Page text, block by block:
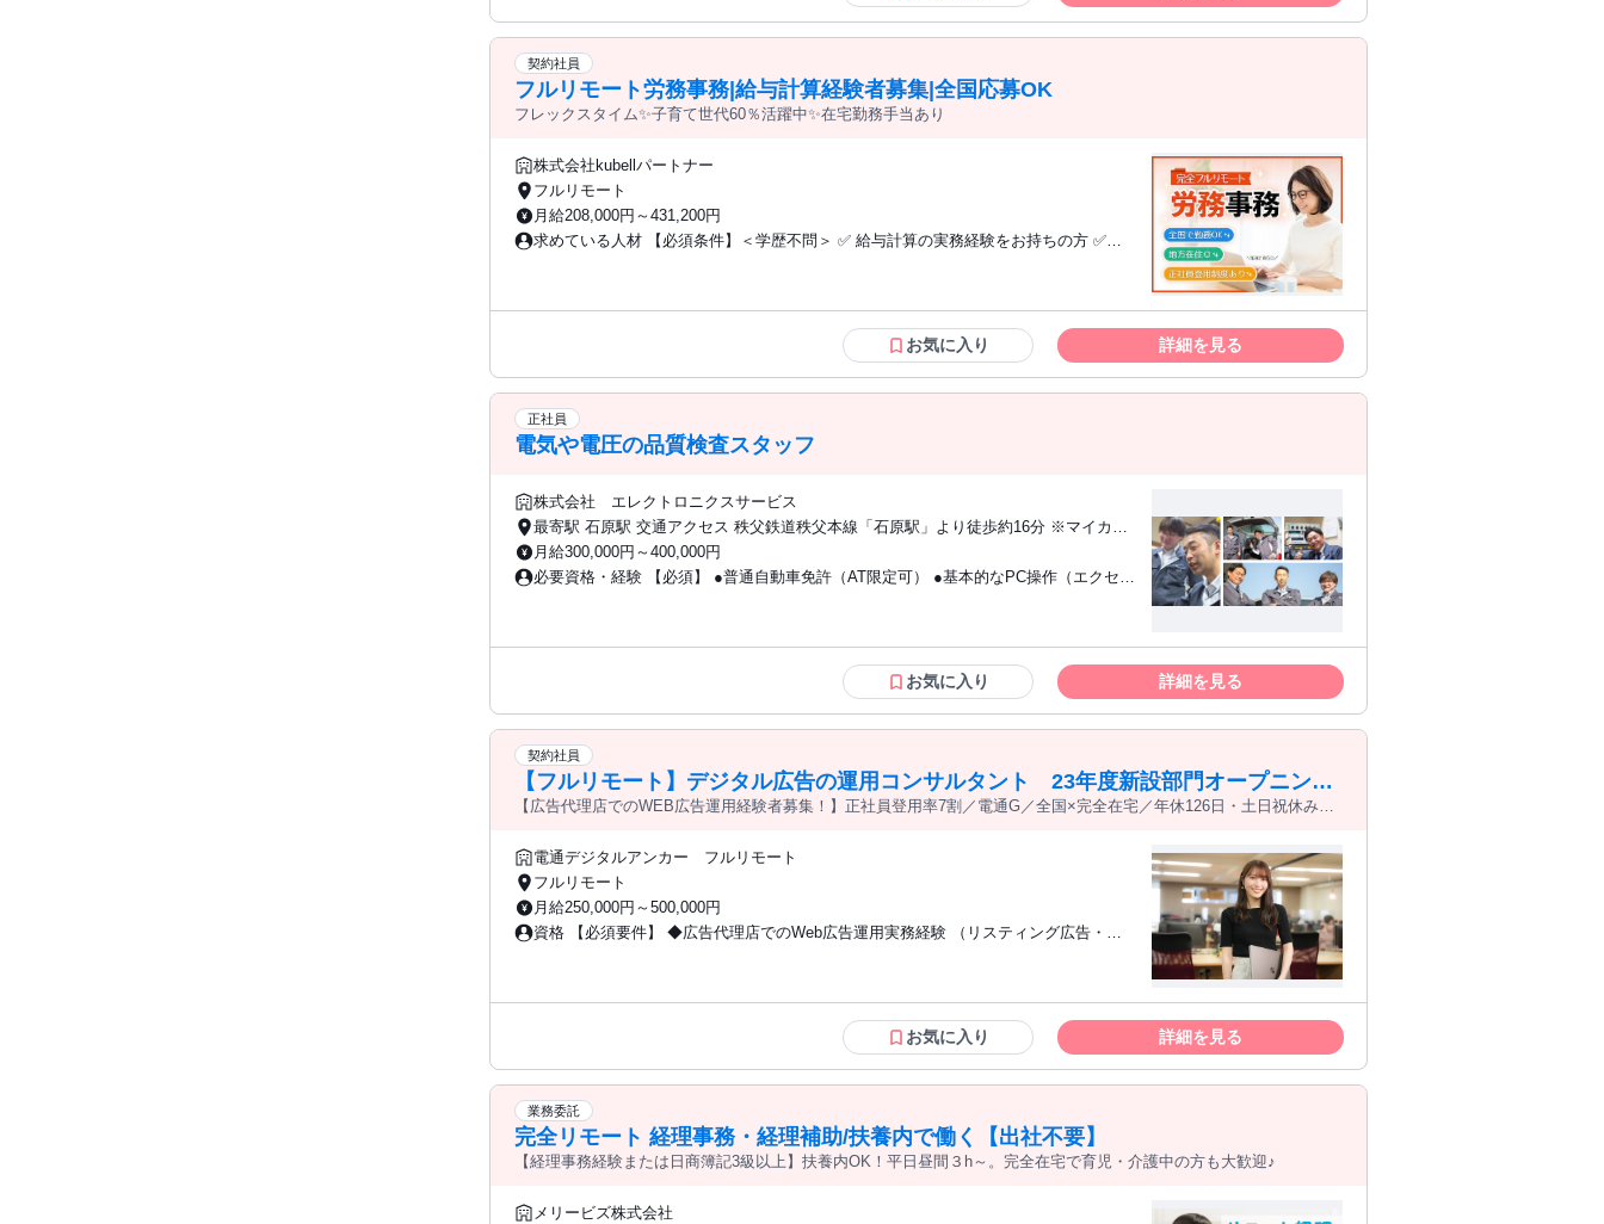
します。1ミリの迷いもなく、以下のスタンスを共有できる方を求めています。 ・周
囲と気持ちよく、かつオープンにコミュニケーションが取れる方 ・「自ら考え、動
く」自走力があり、学ぶことを純粋に楽しめる方 ・チームプレーを大切にし、 仲間の
成功を自分事として喜べる方 ＜応募条件2：スキルレベル＞ 数値をもとに分析・検証
を行うため、以下のいずれか1つ以上に自信があることが必須です。 ・「高い目標」
る方 ・論理的な思考力： 割合や数学的な考え方、複雑な物事を整理して考えることが
好きな方 ・Web・IT業界への理解： マーケティングやIT関連の事業に携わった経験
（職種不問）がある方 ＜歓迎要件：スキル（※必須ではありません）＞ ・Webマーケ
ター、デジタルマーケティングの運用経験 ・MA、CRMツールの運用経験 ・SEO関連
りたい方 ＜備考＞ ・副業ではなく、弊社に本業としてコミットいただける方の募集と
なります ・20代、30代の女性メンバーが中心となって活躍中です ・原則、日本国内に
卒、大手ブライダルジュエリー会社出身
契約社員
フルリモート労務事務|給与計算経験者募集|全国応募OK
フレックスタイム✨子育て世代60％活躍中✨在宅勤務手当あり
株式会社kubellパートナー
フルリモート
月給208,000円～431,200円
求めている人材 【必須条件】＜学歴不問＞ ✅ 給与計算の実務経験をお持ちの方 ✅️チ
【歓迎条件】 下記いずれかの経験をお持ちの方は歓迎します！ ◇ 勤怠管理・入退社
手続きなどの労務実務経験 ◇ BPO・会計事務所・社労士事務所での 勤務経験 ◇AIツ
ールやSaaSソフト（マネーフォワード、Freeeなど）の利用経験 ◇ リモートワークで
の勤務経験 ◇ 顧客対応の経験 【こんな方にピッタリ！】 ◎ 正確性を大切にコツコツ
業務に取り組める方 ◎ 期日やルールを守り責任感を持って 行動できる方 ◎ 相手の立
場に立ってコミュニケーションが 取れる方 ◎ 論理的に考えながら業務を進めること
※日本国内に居住されている方に限ります。
お気に入り 詳細を見る
正社員
電気や電圧の品質検査スタッフ
株式会社 エレクトロニクスサービス
最寄駅 石原駅 交通アクセス 秩父鉄道秩父本線「石原駅」より徒歩約16分 ※マイカー
通勤OK（駐車場あり）
月給300,000円～400,000円
必要資格・経験 【必須】 ●普通自動車免許（AT限定可） ●基本的なPC操作（エクセ
卒のスタッフが活躍中！ ●20代、30代の若手活躍可能！ ●U・Iターン歓迎！ ●フリー
お気に入り 詳細を見る
契約社員
【フルリモート】デジタル広告の運用コンサルタント 23年度新設部門オープニン
グ・部門強化
【広告代理店でのWEB広告運用経験者募集！】正社員登用率7割／電通G／全国×完全在宅／年休126日・土日祝休み／
電通デジタルアンカー フルリモート
フルリモート
月給250,000円～500,000円
資格 【必須要件】 ◆広告代理店でのWeb広告運用実務経験 （リスティング広告・デ
代理店のBPO拠点勤務経験 ◆広告主への提案、プランニング経験 ◆媒体社との関係構
ャッチアップ力が高く、スピーディ・柔軟に実務に活かせる方 ＝＝＝＝＝＝＝＝＝ ※
コンサルタントのご経験者はもちろん、 メディアプランナー／Webマーケター／アカ
ウントプランナー／Webマーケティング 等、 親和性があるご経験者も歓迎いたしま
す。
お気に入り 詳細を見る
業務委託
完全リモート 経理事務・経理補助/扶養内で働く【出社不要】
【経理事務経験または日商簿記3級以上】扶養内OK！平日昼間３h～。完全在宅で育児・介護中の方も大歓迎♪
メリービズ株式会社